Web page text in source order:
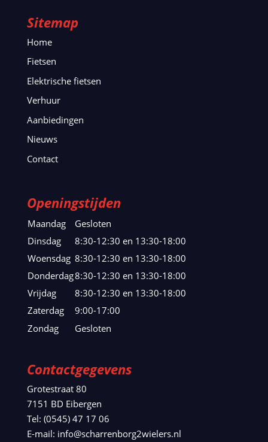
Sitemap
Home
Fietsen
Elektrische fietsen
Verhuur
Aanbiedingen
Nieuws
Contact
Openingstijden
Maandag
Gesloten
Dinsdag
8:30-12:30 en 13:30-18:00
Woensdag 8:30-12:30 en 13:30-18:00
Donderdag8:30-12:30 en 13:30-18:00
Vrijdag
8:30-12:30 en 13:30-18:00
Zaterdag
9:00-17:00
Zondag
Gesloten
Contactgegevens
Grotestraat 80
7151 BD Eibergen
Tel: (0545) 47 17 06
E-mail: info@scharrenborg2wielers.nl